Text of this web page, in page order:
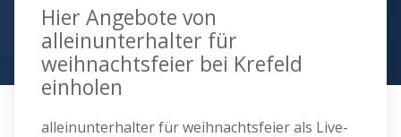
Hier Angebote von
alleinunterhalter für
weihnachtsfeier bei Krefeld
einholen
alleinunterhalter für weihnachtsfeier als Live-